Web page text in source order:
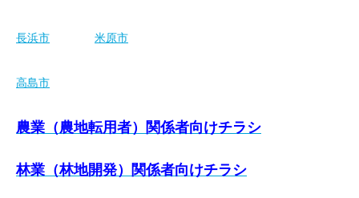
長浜市 米原市
高島市
農業（農地転用者）関係者向けチラシ
林業（林地開発）関係者向けチラシ